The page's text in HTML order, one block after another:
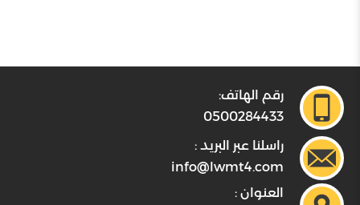
رقم الهاتف:
0500284433
راسلنا عبر البريد :
info@lwmt4.com
العنوان :